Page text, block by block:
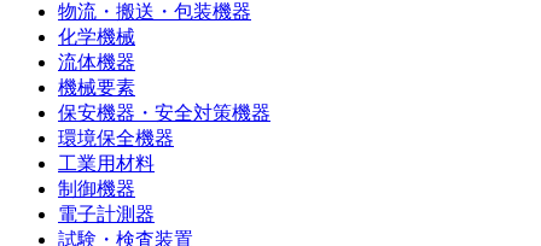
物流・搬送・包装機器
化学機械
流体機器
機械要素
保安機器・安全対策機器
環境保全機器
工業用材料
制御機器
電子計測器
試験・検査装置